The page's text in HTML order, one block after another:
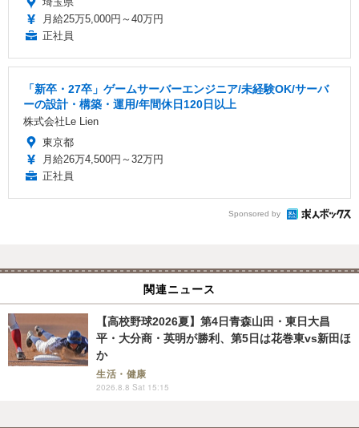
月給25万5,000円～40万円
正社員
「新卒・27卒」ゲームサーバーエンジニア/未経験OK/サーバ
ーの設計・構築・運用/年間休日120日以上
株式会社Le Lien
東京都
月給26万4,500円～32万円
正社員
Sponsored by
関連ニュース
【高校野球2026夏】第4日青森山田・東日大昌
平・大分商・英明が勝利、第5日は花巻東vs新田ほ
か
生活・健康
2026.8.8 Sat 15:15